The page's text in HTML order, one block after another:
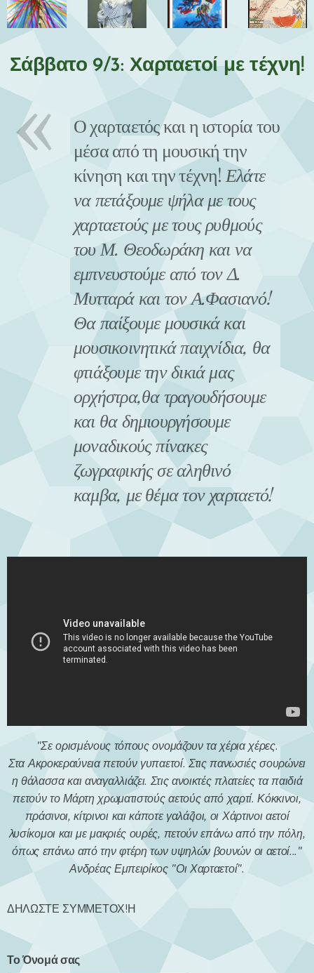
Σάββατο 9/3: Χαρταετοί με τέχνη!
Ο χαρταετός και η ιστορία του
μέσα από τη μουσική την
κίνηση και την τέχνη! Ελάτε
να πετάξουμε ψήλα με τους
χαρταετούς με τους ρυθμούς
του Μ. Θεοδωράκη και να
εμπνευστούμε από τον Δ.
Μυτταρά και τον Α.Φασιανό!
Θα παίξουμε μουσικά και
μουσικοινητικά παιχνίδια, θα
φτιάξουμε την δικιά μας
ορχήστρα,θα τραγουδήσουμε
και θα δημιουργήσουμε
μοναδικούς πίνακες
ζωγραφικής σε αληθινό
καμβα, με θέμα τον χαρταετό!
"Σε ορισμένους τόπους ονομάζουν τα χέρια χέρες.
Στα Ακροκεραύνεια πετούν γυπαετοί. Στις πανωσιές σουρώνει
η θάλασσα και αναγαλλιάζει. Στις ανοικτές πλατείες τα παιδιά
πετούν το Μάρτη χρωματιστούς αετούς από χαρτί. Κόκκινοι,
πράσινοι, κίτρινοι και κάποτε γαλάζιοι, οι Χάρτινοι αετοί
λυσίκομοι και με μακριές ουρές, πετούν επάνω από την πόλη,
όπως επάνω από την φτέρη των υψηλών βουνών οι αετοί..."
Ανδρέας Εμπειρίκος "Οι Χαρταετοί".
ΔΗΛΩΣΤΕ ΣΥΜΜΕΤΟΧ!Η
Το Όνομά σας